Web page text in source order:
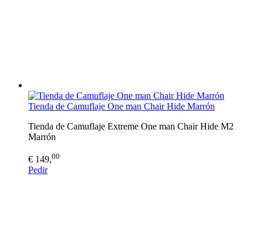
Tienda de Camuflaje One man Chair Hide Marrón
Tienda de Camuflaje Extreme One man Chair Hide M2
Marrón
€ 149,00
Pedir